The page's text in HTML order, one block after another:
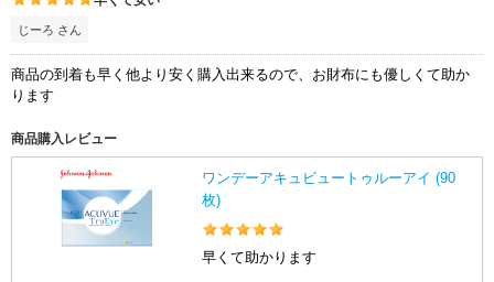
じーろ さん
商品の到着も早く他より安く購入出来るので、お財布にも優しくて助か
ります
商品購入レビュー
ワンデーアキュビュートゥルーアイ (90
枚)
早くて助かります